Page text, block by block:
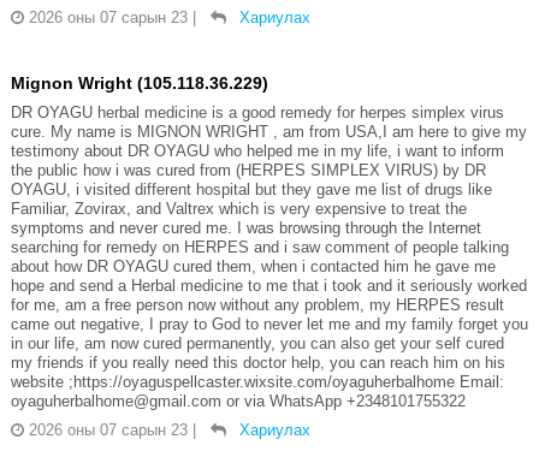
2026 оны 07 сарын 23
Хариулах
Mignon Wright (105.118.36.229)
DR OYAGU herbal medicine is a good remedy for herpes simplex virus
cure. My name is MIGNON WRIGHT , am from USA,I am here to give my
testimony about DR OYAGU who helped me in my life, i want to inform
the public how i was cured from (HERPES SIMPLEX VIRUS) by DR
OYAGU, i visited different hospital but they gave me list of drugs like
Familiar, Zovirax, and Valtrex which is very expensive to treat the
symptoms and never cured me. I was browsing through the Internet
searching for remedy on HERPES and i saw comment of people talking
about how DR OYAGU cured them, when i contacted him he gave me
hope and send a Herbal medicine to me that i took and it seriously worked
for me, am a free person now without any problem, my HERPES result
came out negative, I pray to God to never let me and my family forget you
in our life, am now cured permanently, you can also get your self cured
my friends if you really need this doctor help, you can reach him on his
website ;https://oyaguspellcaster.wixsite.com/oyaguherbalhome Email:
oyaguherbalhome@gmail.com or via WhatsApp +2348101755322
2026 оны 07 сарын 23
Хариулах